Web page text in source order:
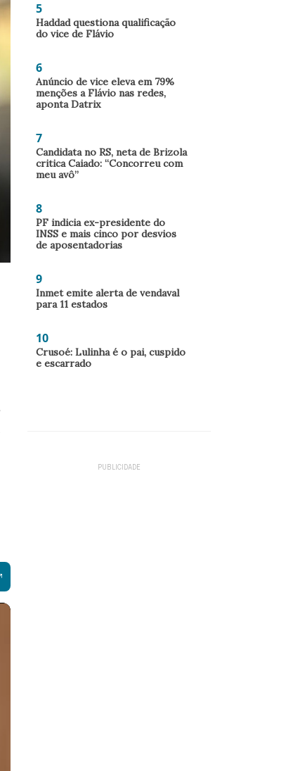
5
Haddad questiona qualificação
do vice de Flávio
6
Anúncio de vice eleva em 79%
menções a Flávio nas redes,
aponta Datrix
7
Candidata no RS, neta de Brizola
critica Caiado: “Concorreu com
meu avô”
8
PF indicia ex-presidente do
INSS e mais cinco por desvios
de aposentadorias
9
Inmet emite alerta de vendaval
para 11 estados
10
Crusoé: Lulinha é o pai, cuspido
e escarrado